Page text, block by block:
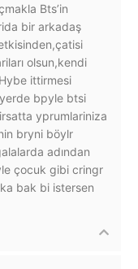
Bts’in
bir arkadaş
olsun,kendi
ittirmesi
bpyle btsi
yprumlariniza
bryni böylr
adından
çocuk gibi cringr
bak bi istersen